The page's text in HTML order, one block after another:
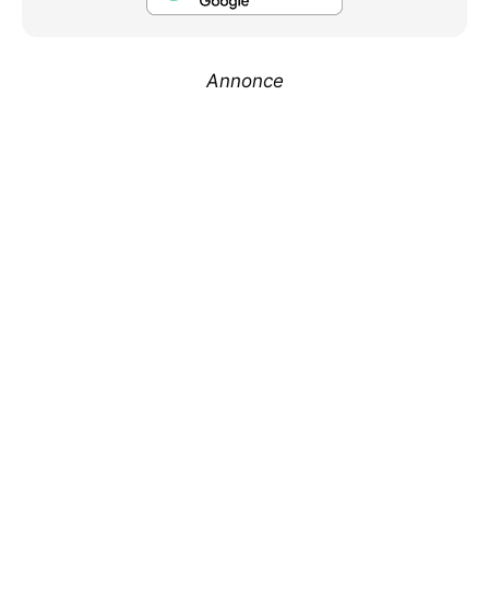
Annonce